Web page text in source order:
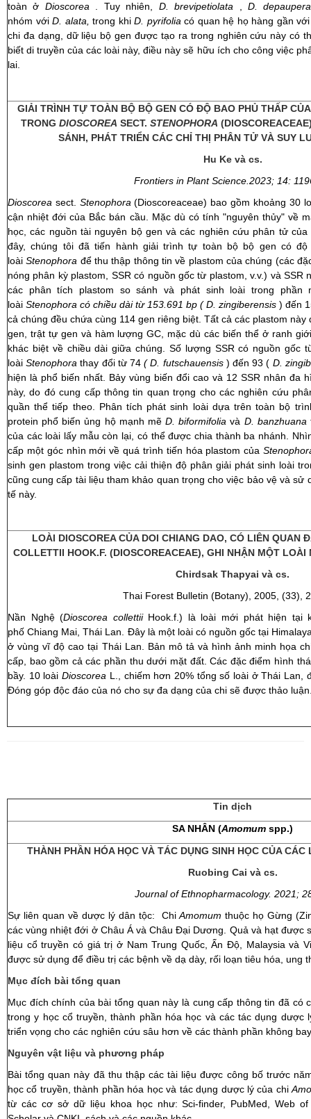
toàn ở Dioscorea . Tuy nhiên, D. brevipetiolata
D.
nhóm vớiD. alata, trong khiD. pyrifolia có quan hệ họ hàng gần
chi đa dạng, dữ liệu bộ gen được tạo ra trong nghiên cứu này có
biết di truyền của các loài này, điều này sẽ hữu ích cho công việc
lai.
GIẢI TRÌNH TỰ TOÀN BỘ BỘ GEN CÓ ĐỘ BAO PHỦ THẤP
TRONG DIOSCOREA SECT. STENOPHORA
SÁNH, PHÁT TRIỂN CÁC CHỈ THỊ PHÂN TỬ VÀ SUY
Hu Ke và cs.
Frontiers in Plant Science.2023; 14:
Dioscorea sect. Stenophora (Dioscoreaceae) bao gồm khoảng 30
cận nhiệt đới của Bắc bán cầu. Mặc dù có tính "nguyên thủy" về
học, các nguồn tài nguyên bộ gen và các nghiên cứu phân tử
đây, chúng tôi đã tiến hành giải trình tự toàn bộ bộ gen có độ
loàiStenophora để thu thập thông tin về plastom của chúng (các
nóng phân kỳ plastom, SSR có nguồn gốc từ plastom, v.v.) và
các phân tích plastom so sánh và phát sinh loài trong phần
loài Stenophora có chiều dài từ 153.691 bp ( D. zingiberensis ) đến
cả chúng đều chứa cùng 114 gen riêng biệt. Tất cả các plastom
gen, trật tự gen và hàm lượng GC, mặc dù các biến thể ở ranh
khác biệt về chiều dài giữa chúng. Số lượng SSR có nguồn gốc
loàiStenophorathay đổi từ 74 ( D. futschauensis) đến 93 ( D.
hiện là phổ biến nhất. Bảy vùng biến đổi cao và 12 SSR nhân đa
này, do đó cung cấp thông tin quan trọng cho các nghiên cứu
quần thể tiếp theo. Phân tích phát sinh loài dựa trên toàn bộ
protein phổ biến ủng hộ mạnh mẽD. biformifolia và D. banzhuana
của các loài lấy mẫu còn lại, có thể được chia thành ba nhánh.
cấp một góc nhìn mới về quá trình tiến hóa plastom của
sinh gen plastom trong việc cải thiện độ phân giải phát sinh loài
cũng cung cấp tài liệu tham khảo quan trọng cho việc bảo vệ và sử
tế này.
LOÀI DIOSCOREA CỦA DOI CHIANG DAO, CÓ LIÊN QUAN
COLLETTII HOOK.F. (DIOSCOREACEAE), GHI NHẬN MỘT
Chirdsak Thapyai và cs.
Thai Forest Bulletin (Botany), 2005, (33),
Nần Nghệ (Dioscorea collettiiHook.f.) là loài mới phát hiện tại
phố Chiang Mai, Thái Lan. Đây là một loài có nguồn gốc tại
ở vùng vĩ độ cao tại Thái Lan. Bản mô tả và hình ảnh minh họa
cấp, bao gồm cả các phần thu dưới mặt đất. Các đặc điểm hình
bầy. 10 loàiDioscorea L., chiếm hơn 20% tổng số loài ở Thái Lan,
Đóng góp độc đáo của nó cho sự đa dạng của chi sẽ được thảo
Tin dịch
SA NHÂN (Amomum spp.)
THÀNH PHẦN HÓA HỌC VÀ TÁC DỤNG SINH HỌC CỦA
Ruobing Cai và cs.
Journal of Ethnopharmacology. 2021;
Sự liên quan về dược lý dân tộc: ChiAmomum thuộc họ Gừng
các vùng nhiệt đới ở Châu Á và Châu Đại Dương. Quả và hạt được
liệu cổ truyền có giá trị ở Nam Trung Quốc, Ấn Độ, Malaysia và
được sử dụng để điều trị các bệnh về dạ dày, rối loạn tiêu hóa, ung
Mục đích bài tổng quan
Mục đích chính của bài tổng quan này là cung cấp thông tin đã có
trong y học cổ truyền, thành phần hóa học và các tác dụng dược
triển vọng cho các nghiên cứu sâu hơn về các thành phần không
Nguyên vật liệu và phương pháp
Bài tổng quan này đã thu thập các tài liệu được công bố trước
học cổ truyền, thành phần hóa học và tác dụng dược lý của chi
từ ​​các cơ sở dữ liệu khoa học như: Sci-finder, PubMed, Web of